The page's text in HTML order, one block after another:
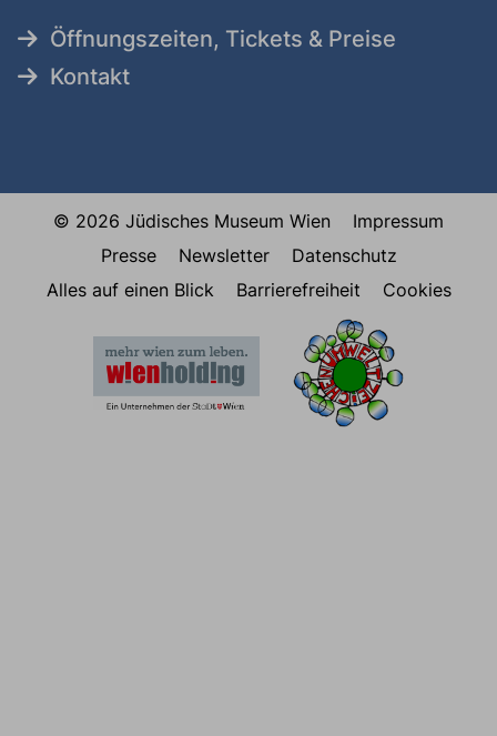
Öffnungszeiten, Tickets & Preise
Kontakt
© 2026 Jüdisches Museum Wien
Impressum
Presse
Newsletter
Datenschutz
Alles auf einen Blick
Barrierefreiheit Cookies